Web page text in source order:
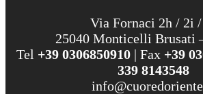
Via Fornaci 2h / 2i
25040 Monticelli Brusati
Tel +39 0306850910 | Fax +39
339 8143548